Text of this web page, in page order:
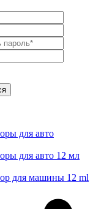
для авто
для авто 12 мл
для машины 12 ml